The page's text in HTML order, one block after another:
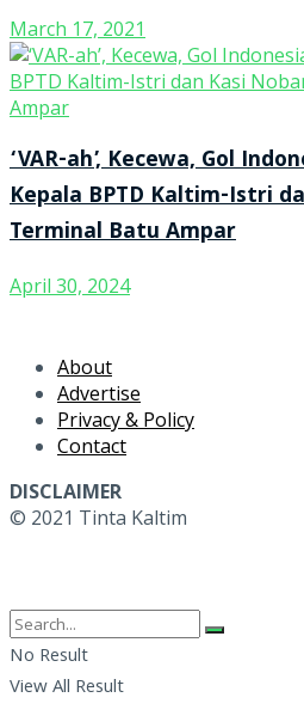
March 17, 2021
‘VAR-ah’, Kecewa, Gol
Kepala BPTD Kaltim-Istri
Terminal Batu Ampar
April 30, 2024
About
Advertise
Privacy & Policy
Contact
DISCLAIMER
© 2021 Tinta Kaltim
No Result
View All Result